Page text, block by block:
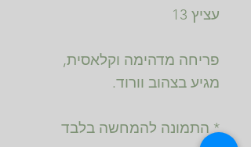
עציץ 13
פריחה מדהימה וקלאסית,
מגיע בצהוב וורוד.
* התמונה להמחשה בלבד